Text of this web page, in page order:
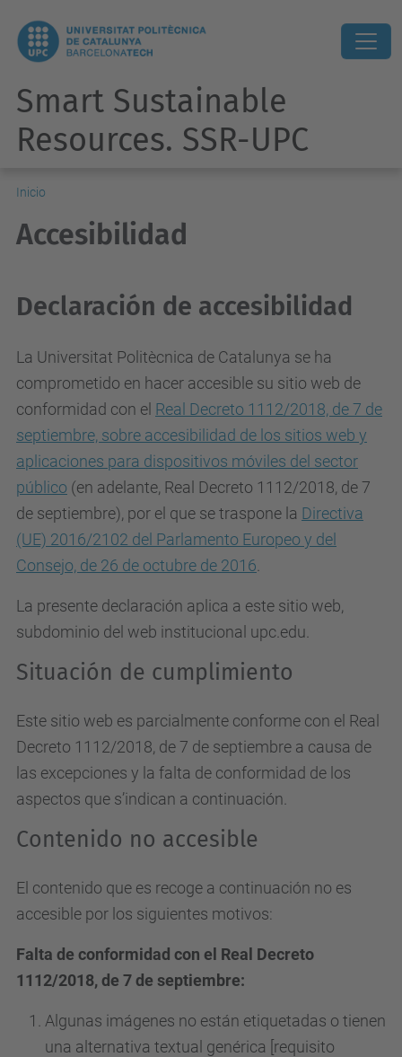
Smart Sustainable
Resources. SSR-UPC
Inicio
Accesibilidad
Declaración de accesibilidad
La Universitat Politècnica de Catalunya se ha
comprometido en hacer accesible su sitio web de
conformidad con el Real Decreto 1112/2018, de 7 de
septiembre, sobre accesibilidad de los sitios web y
aplicaciones para dispositivos móviles del sector
público (en adelante, Real Decreto 1112/2018, de 7
de septiembre), por el que se traspone la Directiva
(UE) 2016/2102 del Parlamento Europeo y del
Consejo, de 26 de octubre de 2016
La presente declaración aplica a este sitio web,
subdominio del web institucional upc.edu.
Situación de cumplimiento
Este sitio web es parcialmente conforme con el Real
Decreto 1112/2018, de 7 de septiembre a causa de
las excepciones y la falta de conformidad de los
aspectos que s’indican a continuación.
Contenido no accesible
El contenido que es recoge a continuación no es
accesible por los siguientes motivos:
Falta de conformidad con el Real Decreto
1112/2018, de 7 de septiembre:
Algunas imágenes no están etiquetadas o tienen
una alternativa textual genérica [requisito